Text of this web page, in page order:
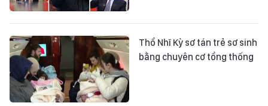
Thổ Nhĩ Kỳ sơ tán trẻ sơ sinh
bằng chuyên cơ tổng thống